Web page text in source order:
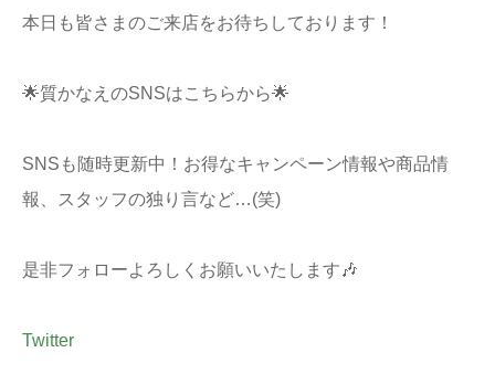
本日も皆さまのご来店をお待ちしております！
🌟質かなえのSNSはこちらから🌟
SNSも随時更新中！お得なキャンペーン情報や商品情
報、スタッフの独り言など…(笑)
是非フォローよろしくお願いいたします🎶
Twitter